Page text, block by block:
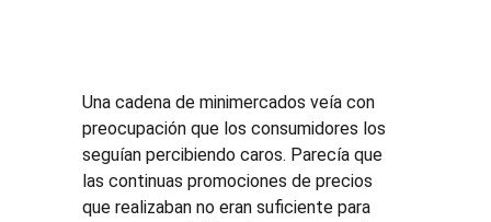
​Una cadena de minimercados veía con
preocupación que los consumidores los
seguían percibiendo caros. Parecía que
las continuas promociones de precios
que realizaban no eran suficiente para